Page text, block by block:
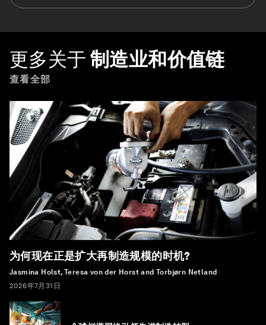
更多关于 制造业和价值链
查看全部
为何现在正是扩大再制造规模的时机?
Jasmina Holst, Teresa von der Horst and Torbjørn Netland
2026年7月31日